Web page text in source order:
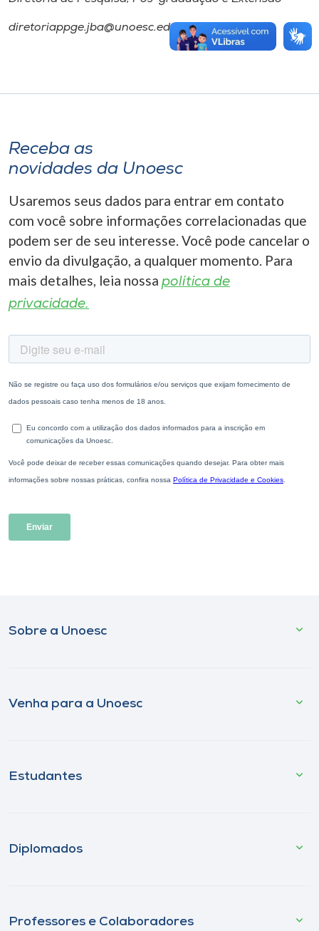
diretoriappge.jba@unoesc.edu.br
Receba as
novidades da Unoesc
Usaremos seus dados para entrar em contato
com você sobre informações correlacionadas que
podem ser de seu interesse. Você pode cancelar o
envio da divulgação, a qualquer momento. Para
mais detalhes, leia nossa política de
privacidade.
Sobre a Unoesc
Venha para a Unoesc
Estudantes
Diplomados
Professores e Colaboradores